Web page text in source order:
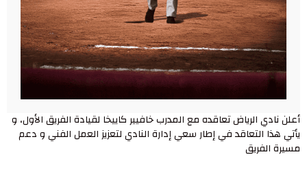
أعلن نادي الرياض تعاقده مع المدرب خافيير كاييخا لقيادة الفريق الأول، و
يأتي هذا التعاقد في إطار سعي إدارة النادي لتعزيز العمل الفني و دعم
مسيرة الفريق